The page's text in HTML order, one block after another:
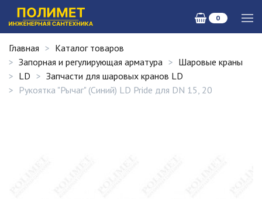
0
Главная
Каталог товаров
Запорная и регулирующая арматура
Шаровые краны
LD
Запчасти для шаровых кранов LD
Рукоятка "Рычаг" (Синий) LD Pride для DN 15, 20